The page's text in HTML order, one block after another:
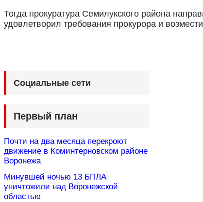
Тогда прокуратура Семилукского района
удовлетворил требования прокурора и
Социальные сети
Первый план
Почти на два месяца перекроют
движение в Коминтерновском районе
Воронежа
Минувшей ночью 13 БПЛА
уничтожили над Воронежской
областью